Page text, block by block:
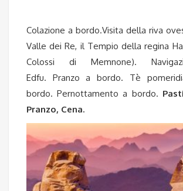
Colazione a bordo.Visita della riva
Valle dei Re, il Tempio della regina
Colossi di Memnone).
Edfu. Pranzo a bordo. Tè
bordo. Pernottamento a bordo.
Pranzo, Cena.